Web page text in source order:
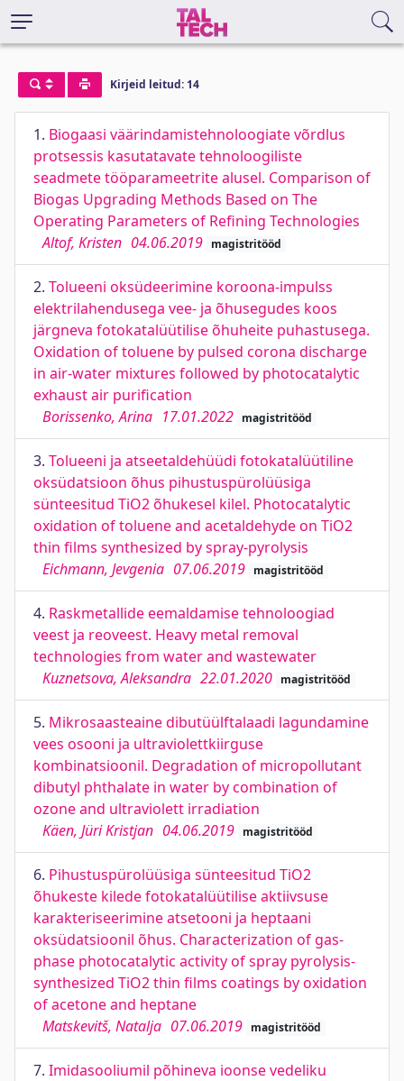
Kirjeid leitud: 14
1. Biogaasi väärindamistehnoloogiate võrdlus
protsessis kasutatavate tehnoloogiliste
seadmete tööparameetrite alusel. Comparison of
Biogas Upgrading Methods Based on The
Operating Parameters of Refining Technologies
Altof, Kristen 04.06.2019 magistritööd
2. Tolueeni oksüdeerimine koroona-impulss
elektrilahendusega vee- ja õhusegudes koos
järgneva fotokatalüütilise õhuheite puhastusega.
Oxidation of toluene by pulsed corona discharge
in air-water mixtures followed by photocatalytic
exhaust air purification
Borissenko, Arina 17.01.2022 magistritööd
3. Tolueeni ja atseetaldehüüdi fotokatalüütiline
oksüdatsioon õhus pihustuspürolüüsiga
sünteesitud TiO2 õhukesel kilel. Photocatalytic
oxidation of toluene and acetaldehyde on TiO2
thin films synthesized by spray-pyrolysis
Eichmann, Jevgenia 07.06.2019 magistritööd
4. Raskmetallide eemaldamise tehnoloogiad
veest ja reoveest. Heavy metal removal
technologies from water and wastewater
Kuznetsova, Aleksandra 22.01.2020 magistritööd
5. Mikrosaasteaine dibutüülftalaadi lagundamine
vees osooni ja ultraviolettkiirguse
kombinatsioonil. Degradation of micropollutant
dibutyl phthalate in water by combination of
ozone and ultraviolett irradiation
Käen, Jüri Kristjan 04.06.2019 magistritööd
6. Pihustuspürolüüsiga sünteesitud TiO2
õhukeste kilede fotokatalüütilise aktiivsuse
karakteriseerimine atsetooni ja heptaani
oksüdatsioonil õhus. Characterization of gas-
phase photocatalytic activity of spray pyrolysis-
synthesized TiO2 thin films coatings by oxidation
of acetone and heptane
Matskevitš, Natalja 07.06.2019 magistritööd
7. Imidasooliumil põhineva ioonse vedeliku